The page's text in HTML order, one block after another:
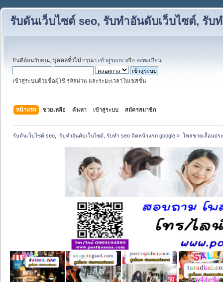
รับดันเว็บไซต์ seo, รับทำอันดับเว็บไซต์, รับ
ยินดีต้อนรับคุณ, บุคคลทั่วไป กรุณา เข้าสู่ระบบ หรือ ลงทะเบียน
เข้าสู่ระบบด้วยชื่อผู้ใช้ รหัสผ่าน และระยะเวลาในเซสชั่น
หน้าแรก ช่วยเหลือ ค้นหา เข้าสู่ระบบ สมัครสมาชิก
รับดันเว็บไซต์ seo,  รับทำอันดับเว็บไซต์, รับทำ seo ติดหน้าแรก google » โพสขายเลื่อนปร